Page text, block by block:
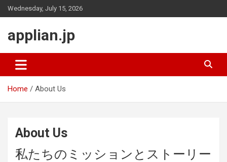
Skip
to
Wednesday, July 15, 2026
applian.jp
Home About Us
About Us
私たちのミッションとストーリー